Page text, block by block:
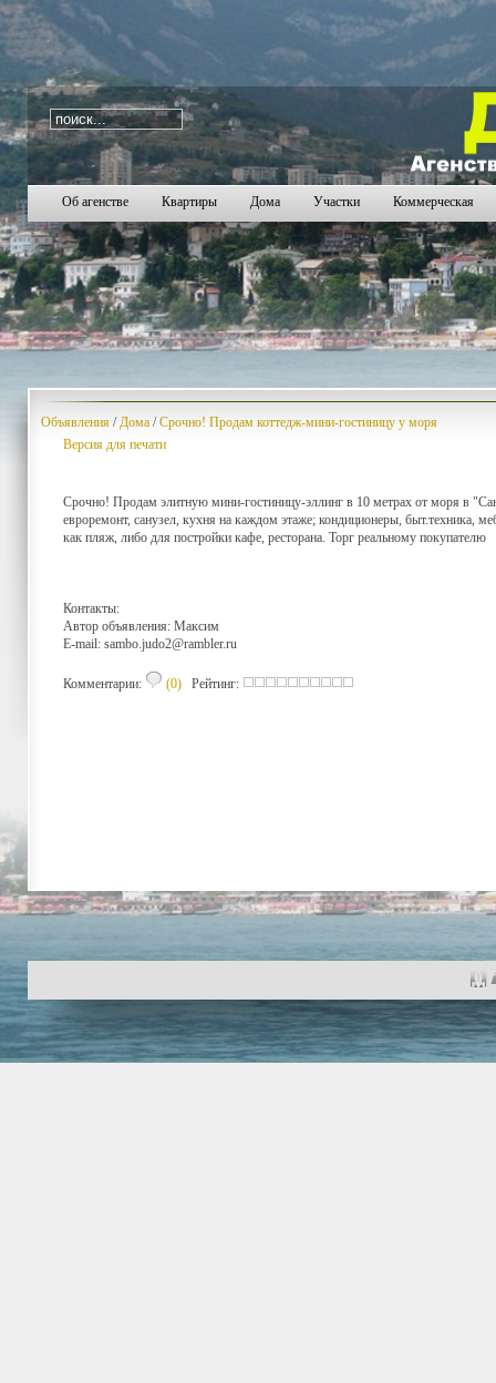
i=291
945946947948 950951 952 953
Об агенстве Квартиры Дома Участки Коммерческая
Объявления /Дома /Срочно! Продам коттедж-мини-гостиницу у моря
Версия для печати
Срочно! Продам элитную мини-гостиницу-эллинг в 10 метрах от моря в
евроремонт, санузел, кухня на каждом этаже; кондиционеры, быт.техника,
как пляж, либо для постройки кафе, ресторана. Торг реальному покупателю
Контакты:
Автор объявления: Максим
E-mail: sambo.judo2@rambler.ru
Комментарии: (0) Рейтинг: